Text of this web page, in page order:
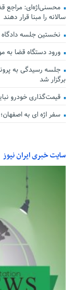
محسنی‌اژه‌ای: مراجع
سالانه را مبنا قرار دهند
نخستین جلسه
ورود دستگاه قضا به
جلسه رسیدگی به
برگزار شد
قیمت‌گذاری خودرو
سفر اژه ای به
سایت خبری ایران نیوز